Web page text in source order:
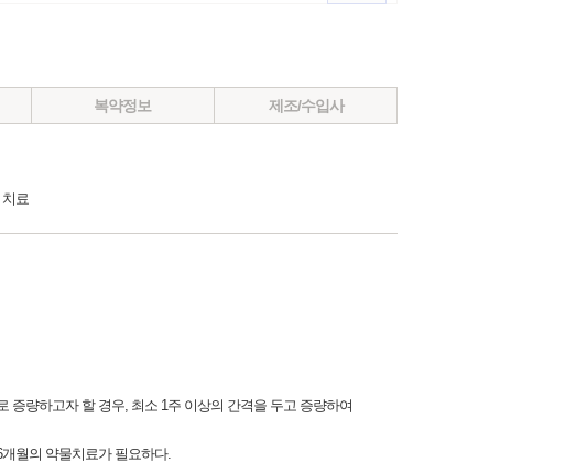
복약정보 제조/수입사
료
증량하고자 할 경우, 최소 1주 이상의 간격을 두고 증량하여
월의 약물치료가 필요하다.